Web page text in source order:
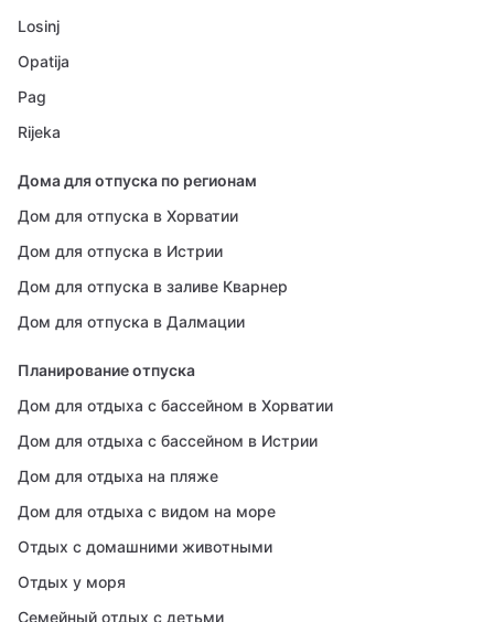
Losinj
Opatija
Pag
Rijeka
Дома для отпуска по регионам
Дом для отпуска в Хорватии
Дом для отпуска в Истрии
Дом для отпуска в заливе Кварнер
Дом для отпуска в Далмации
Планирование отпуска
Дом для отдыха с бассейном в Хорватии
Дом для отдыха с бассейном в Истрии
Дом для отдыха на пляже
Дом для отдыха с видом на море
Отдых с домашними животными
Отдых у моря
Семейный отдых с детьми